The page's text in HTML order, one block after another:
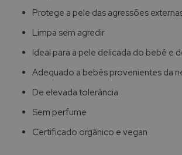
Protege a pele das agressões
Limpa sem agredir
Ideal para a pele delicada do bebê e
Adequado a bebês provenientes da
De elevada tolerância
Sem perfume
Certificado orgânico e vegan